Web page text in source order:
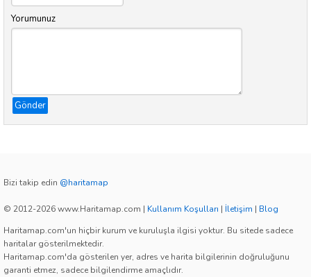
Yorumunuz
Gönder
Bizi takip edin @haritamap
© 2012-2026 www.Haritamap.com | Kullanım Koşulları | İletişim | Blog
Haritamap.com'un hiçbir kurum ve kuruluşla ilgisi yoktur. Bu sitede sadece
haritalar gösterilmektedir.
Haritamap.com'da gösterilen yer, adres ve harita bilgilerinin doğruluğunu
garanti etmez, sadece bilgilendirme amaçlıdır.